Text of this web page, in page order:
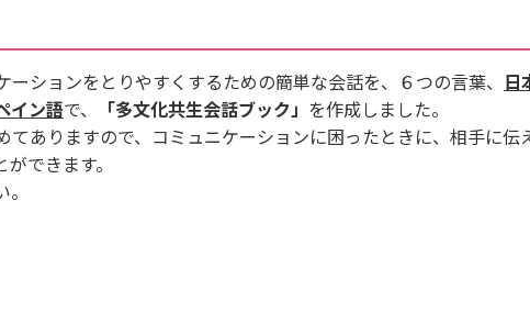
ションをとりやすくするための簡単な会話を、６つの言葉、 日
イン語で、 「多文化共生会話ブック」 を作成しました。
ありますので、コミュニケーションに困ったときに、相手に伝
できます。